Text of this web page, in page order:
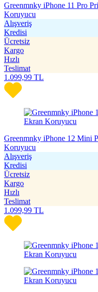
Greenmnky iPhone 11 Pro
Koruyucu
Alışveriş
Kredisi
Ücretsiz
Kargo
Hızlı
Teslimat
1.099,99 TL
Greenmnky iPhone 12 Mini
Koruyucu
Alışveriş
Kredisi
Ücretsiz
Kargo
Hızlı
Teslimat
1.099,99 TL